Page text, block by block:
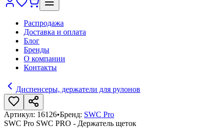
Распродажа
Доставка и оплата
Блог
Бренды
О компании
Контакты
Диспенсеры, держатели для рулонов
Артикул: 16126•Бренд: SWC Pro
SWC Pro SWC PRO - Держатель щеток